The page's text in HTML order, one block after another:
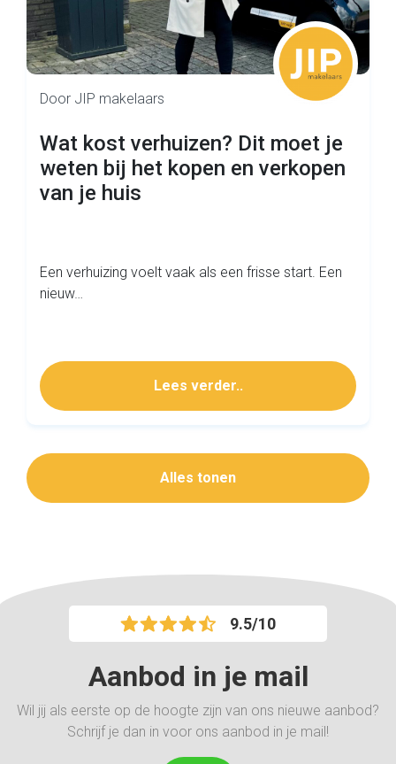
Door JIP makelaars
Wat kost verhuizen? Dit moet je
weten bij het kopen en verkopen
van je huis
Een verhuizing voelt vaak als een frisse start. Een
nieuw…
Lees verder..
Alles tonen
9.5/10
Aanbod in je mail
Wil jij als eerste op de hoogte zijn van ons nieuwe aanbod?
Schrijf je dan in voor ons aanbod in je mail!